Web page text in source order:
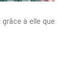
grâce à elle que